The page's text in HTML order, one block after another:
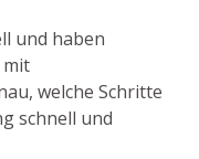
und haben
mit
welche Schritte
schnell und